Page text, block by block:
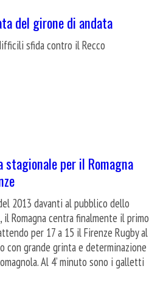
del girone di andata
sfida contro il Recco
per il Romagna
2013 davanti al pubblico dello
il Romagna centra finalmente il primo
per 17 a 15 il Firenze Rugby al
con grande grinta e determinazione
Al 4’ minuto sono i galletti